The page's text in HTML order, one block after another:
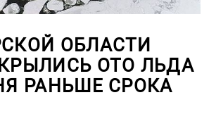
ОБЛАСТИ
ОТО ЛЬДА
РАНЬШЕ СРОКА